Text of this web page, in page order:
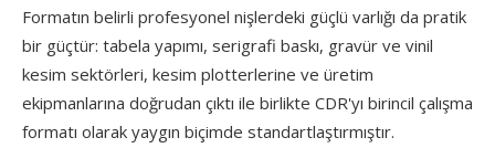
Formatın belirli profesyonel nişlerdeki güçlü varlığı da pratik
bir güçtür: tabela yapımı, serigrafi baskı, gravür ve vinil
kesim sektörleri, kesim plotterlerine ve üretim
ekipmanlarına doğrudan çıktı ile birlikte CDR'yı birincil çalışma
formatı olarak yaygın biçimde standartlaştırmıştır.